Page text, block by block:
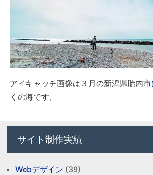
アイキャッチ画像は３月の新潟県胎内市
くの海です。
サイト制作実績
Webデザイン (39)